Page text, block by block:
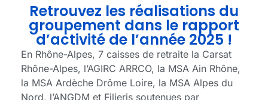
Retrouvez les réalisations du
groupement dans le rapport
d’activité de l’année 2025 !
En Rhône-Alpes, 7 caisses de retraite la Carsat
Rhône-Alpes, l’AGIRC ARRCO, la MSA Ain Rhône,
la MSA Ardèche Drôme Loire, la MSA Alpes du
Nord, l’ANGDM et Filieris soutenues par